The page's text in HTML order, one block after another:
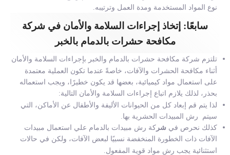
نوع المواد المستخدمة ومدة العمل وترتيبه.
سابعًا: إتخاذ إجراءات السلامة والأمان في شركة
مكافحة حشرات بالدمام بالخبر
تلتزم شركة مكافحة حشرات بالدمام والخبر بإجراءات السلامة والأمان
أثناء مكافحة الحشرات والآفات، خاصةً عندما تكون العملية معتمدة
على استعمال مواد كيميائية، بعضها قد يكون خطيرًا، ويجب استعماله
بحذر، لذلك يلازم اتباع إجراءات السلامة والأمان التالية:
لذا يتم قم إبعاد كل من الحيوانات الأليفة والأطفال عن الأماكن، التي
سيتم رش المبيدات الحشرية بها.
كذلك نحرص في شر كة رش مبيدات بالدمام علي
استعمال مبيدات
الآفات ذات الخطورة المنخفضة نسبيًا لبعض الآفات، ولكن في حالات
استثنائية يجب رش مواد قوية المفعول.